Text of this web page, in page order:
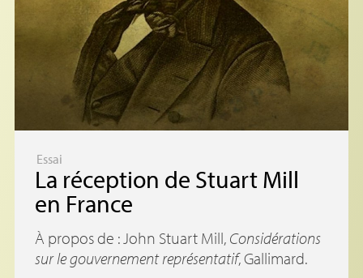
Essai
La réception de Stuart Mill
en France
À propos de : John Stuart Mill, Considérations
sur le gouvernement représentatif, Gallimard.